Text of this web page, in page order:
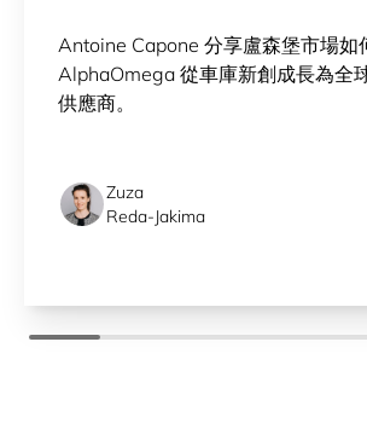
Antoine Capone 分享盧森堡市場如
AlphaOmega 從車庫新創成長為全
供應商。
Zuza
Reda-Jakima